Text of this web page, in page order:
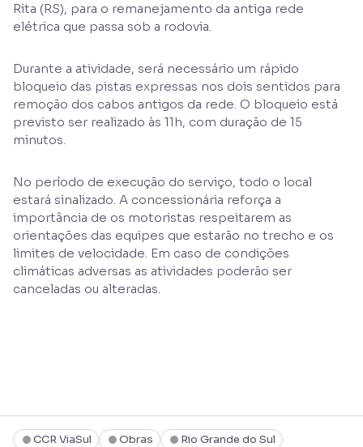
Rita (RS), para o remanejamento da antiga rede
elétrica que passa sob a rodovia.
Durante a atividade, será necessário um rápido
bloqueio das pistas expressas nos dois sentidos para
remoção dos cabos antigos da rede. O bloqueio está
previsto ser realizado às 11h, com duração de 15
minutos.
No período de execução do serviço, todo o local
estará sinalizado. A concessionária reforça a
importância de os motoristas respeitarem as
orientações das equipes que estarão no trecho e os
limites de velocidade. Em caso de condições
climáticas adversas as atividades poderão ser
canceladas ou alteradas.
CCR ViaSul Obras
Rio Grande do Sul